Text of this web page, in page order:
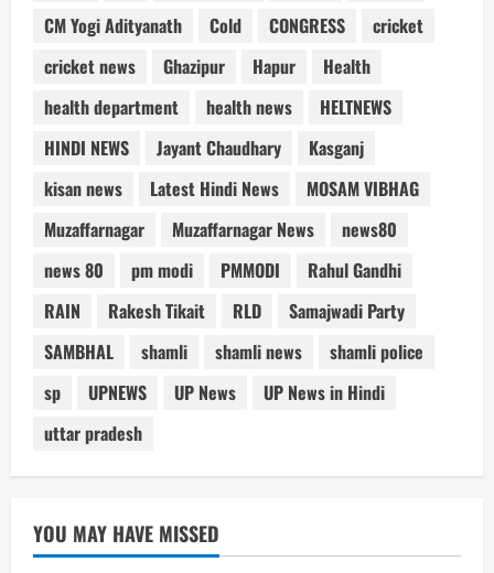
CM Yogi Adityanath
Cold CONGRESS
cricket
cricket news
Ghazipur Hapur
Health
health department
health news
HELTNEWS
HINDI NEWS
Jayant Chaudhary
Kasganj
kisan news
Latest Hindi News
MOSAM VIBHAG
Muzaffarnagar
Muzaffarnagar News
news80
news 80
pm modi PMMODI
Rahul Gandhi
RAIN
Rakesh Tikait RLD
Samajwadi Party
SAMBHAL
shamli shamli news
shamli police
sp
UPNEWS UP News
UP News in Hindi
uttar pradesh
YOU MAY HAVE MISSED